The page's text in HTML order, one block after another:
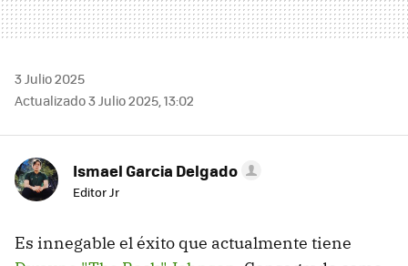
3 Julio 2025
Actualizado 3 Julio 2025, 13:02
Ismael Garcia Delgado
Editor Jr
Es innegable el éxito que actualmente tiene